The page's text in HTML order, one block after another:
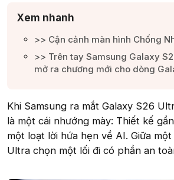
Xem nhanh
>> Cận cảnh màn hình Chống
>> Trên tay Samsung Galaxy
mở ra chương mới cho dòng
Khi Samsung ra mắt Galaxy S26
là một cái nhướng mày: Thiết kế
một loạt lời hứa hẹn về AI. Giữa
Ultra chọn một lối đi có phần an